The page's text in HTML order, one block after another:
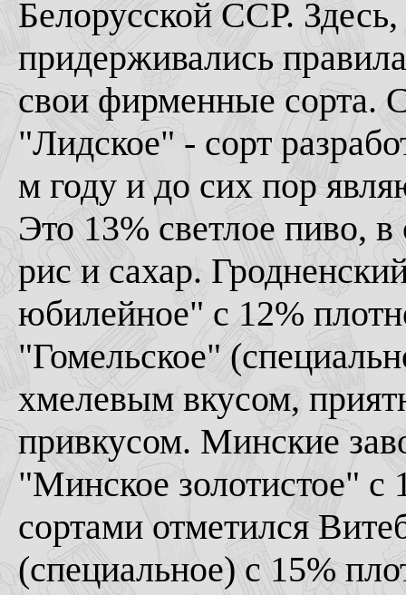
Белорусской ССР.
придерживались
свои фирменные сорта.
"Лидское" - сорт
м году и до сих пор
Это 13% светлое пиво, в
рис и сахар.
юбилейное" с 12%
"Гомельское"
хмелевым вкусом,
привкусом. Минские
"Минское золотистое"
сортами отметился
(специальное) с 15%